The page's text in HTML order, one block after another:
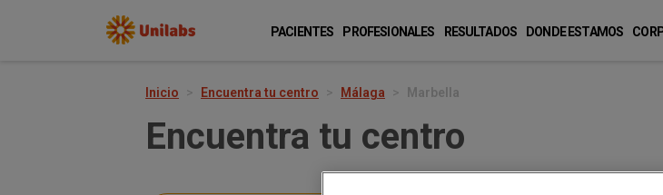
PACIENTES PROFESIONALES RESULTADOS DONDE ESTAMOS
Inicio Encuentra tu centro Málaga Marbella
Encuentra tu centro